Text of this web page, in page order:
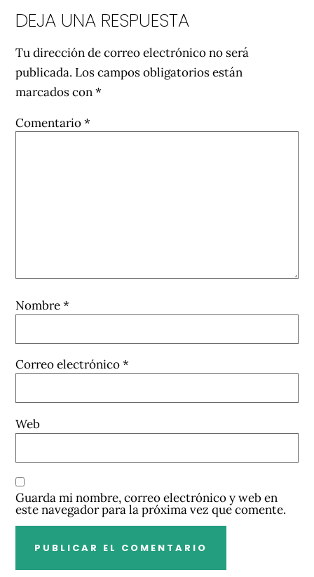
DEJA UNA RESPUESTA
Tu dirección de correo electrónico no será
publicada. Los campos obligatorios están
marcados con*
Comentario*
Nombre*
Correo electrónico*
Web
Guarda mi nombre, correo electrónico y web en
este navegador para la próxima vez que comente.